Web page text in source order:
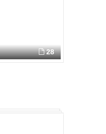
28